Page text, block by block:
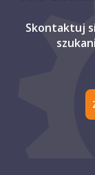
Skontaktuj